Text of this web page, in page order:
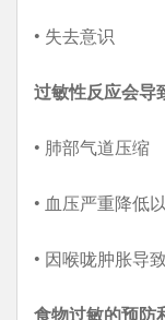
• 失去意识
过敏性反应会导
• 肺部气道压缩
• 血压严重降低
• 因喉咙肿胀导
食物过敏的预防